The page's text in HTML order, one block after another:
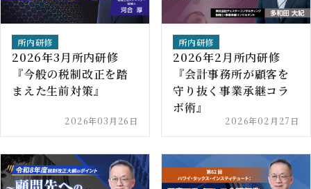
所内研修
2026年3月所内研修
『今般の税制改正を踏
まえた生前対策』
2026年03月26日
所内研修
2026年2月所内研修
『会計事務所が顧客を
守り抜く事業承継コラ
ボ術』
2026年02月27日